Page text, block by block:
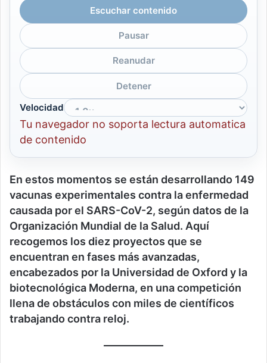
Escuchar contenido
Pausar
Reanudar
Detener
Velocidad
Tu navegador no soporta lectura automatica
de contenido
En estos momentos se están desarrollando 149
vacunas experimentales contra la enfermedad
causada por el SARS-CoV-2, según datos de la
Organización Mundial de la Salud. Aquí
recogemos los diez proyectos que se
encuentran en fases más avanzadas,
encabezados por la Universidad de Oxford y la
biotecnológica Moderna, en una competición
llena de obstáculos con miles de científicos
trabajando contra reloj.